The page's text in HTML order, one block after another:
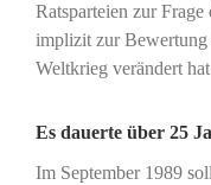
Ratsparteien zur
implizit zur Bewertung
Weltkrieg verändert
Es dauerte über 25
Im September 1989